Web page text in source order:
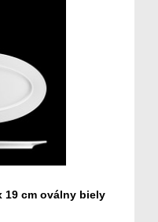
19 cm oválny biely